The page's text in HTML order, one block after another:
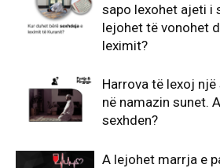
sapo lexohet ajeti i
lejohet të vonohet
leximit?
Harrova të lexoj
në namazin sunet.
sexhden?
A lejohet marrja e